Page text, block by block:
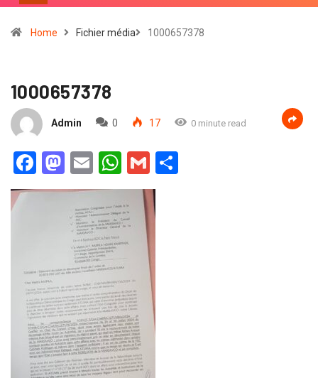
Home Fichier média 1000657378
1000657378
Admin 0 17 0 minute read
Facebook
Mastodon
EmailWhatsApp
Gmail